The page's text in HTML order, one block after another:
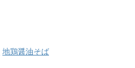
地鶏醤油そば